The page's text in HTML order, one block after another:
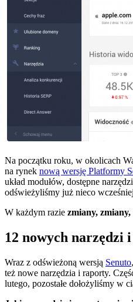
Na początku roku, w okolicach
na rynek nową wersję Platformy
układ modułów, dostępne
odświeżyliśmy już nieco
W każdym razie zmiany,
12 nowych narzędzi
Wraz z odświeżoną wersją Senuto
też nowe narzędzia i raporty.
lutego, pozostałe dołożyliśmy w